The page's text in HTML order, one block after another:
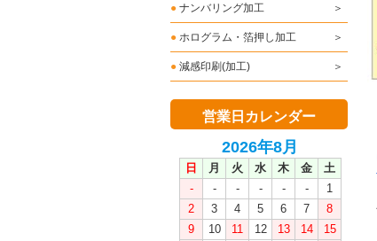
● ナンバリング加工
● ホログラム・箔押し加工
● 減感印刷(加工)
営業日カレンダー
2026年8月
日 月 火 水 木 金
土
-
- - - - -
1
2
3 4 5 6 7
8
9
10 11 12 13 14
15